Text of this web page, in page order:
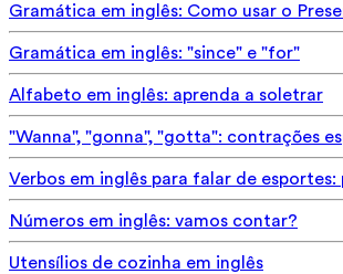
Gramática em inglês: Como usar o
Gramática em inglês: "since" e "for"
Alfabeto em inglês: aprenda a soletrar
"Wanna", "gonna", "gotta": contrações
Verbos em inglês para falar de esportes:
Números em inglês: vamos contar?
Utensílios de cozinha em inglês